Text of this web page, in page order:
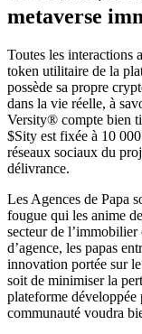
metaverse
Toutes les interactions
token utilitaire de la
possède sa propre
dans la vie réelle, à
Versity® compte bien
$Sity est fixée à 10
réseaux sociaux du
délivrance.
Les Agences de Papa
fougue qui les anime
secteur de
d’agence, les papas
innovation portée sur
soit de minimiser la
plateforme développée
communauté voudra